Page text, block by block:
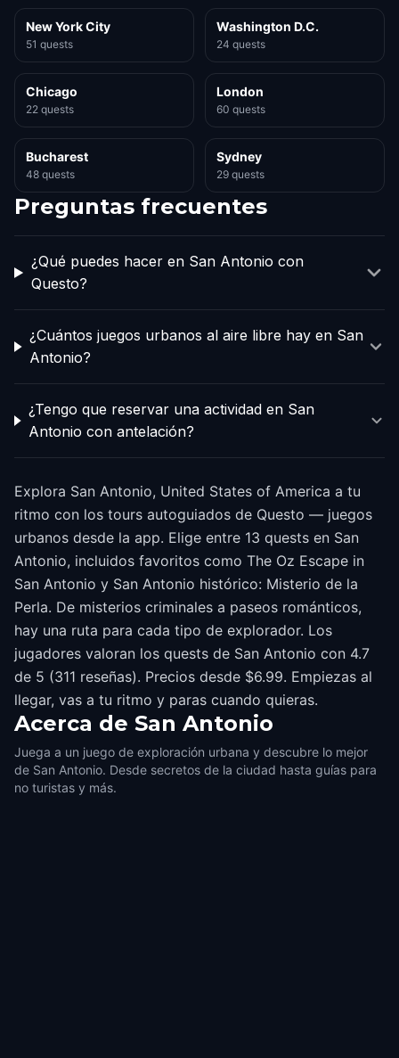
New York City
51 quests
Washington D.C.
24 quests
Chicago
22 quests
London
60 quests
Bucharest
48 quests
Sydney
29 quests
Preguntas frecuentes
¿Qué puedes hacer en San Antonio con
Questo?
¿Cuántos juegos urbanos al aire libre hay en San
Antonio?
¿Tengo que reservar una actividad en San
Antonio con antelación?
Explora San Antonio, United States of America a tu
ritmo con los tours autoguiados de Questo — juegos
urbanos desde la app. Elige entre 13 quests en San
Antonio, incluidos favoritos como The Oz Escape in
San Antonio y San Antonio histórico: Misterio de la
Perla. De misterios criminales a paseos románticos,
hay una ruta para cada tipo de explorador. Los
jugadores valoran los quests de San Antonio con 4.7
de 5 (311 reseñas). Precios desde $6.99. Empiezas al
llegar, vas a tu ritmo y paras cuando quieras.
Acerca de San Antonio
Juega a un juego de exploración urbana y descubre lo mejor
de San Antonio. Desde secretos de la ciudad hasta guías para
no turistas y más.